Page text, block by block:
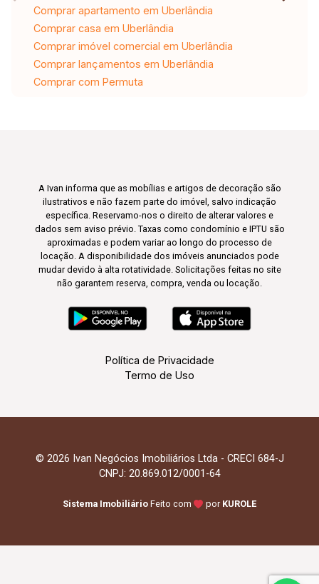
Comprar apartamento em Uberlândia
Comprar casa em Uberlândia
Comprar imóvel comercial em Uberlândia
Comprar lançamentos em Uberlândia
Comprar com Permuta
A Ivan informa que as mobílias e artigos de decoração são
ilustrativos e não fazem parte do imóvel, salvo indicação
específica. Reservamo-nos o direito de alterar valores e
dados sem aviso prévio. Taxas como condomínio e IPTU são
aproximadas e podem variar ao longo do processo de
locação. A disponibilidade dos imóveis anunciados pode
mudar devido à alta rotatividade. Solicitações feitas no site
não garantem reserva, compra, venda ou locação.
Política de Privacidade
Termo de Uso
© 2026 Ivan Negócios Imobiliários Ltda - CRECI 684-J
CNPJ: 20.869.012/0001-64
Sistema Imobiliário Feito com por KUROLE